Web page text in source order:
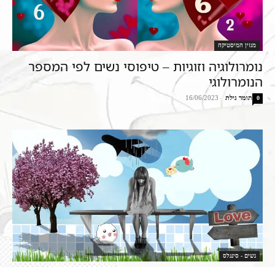
מגזין המיסטיקה
נומרולוגיה וזוגיות – טיפוסי נשים לפי המספר
הנומרולוגי
תומר גילת -
16/06/2023 0
נשים - סינגלס